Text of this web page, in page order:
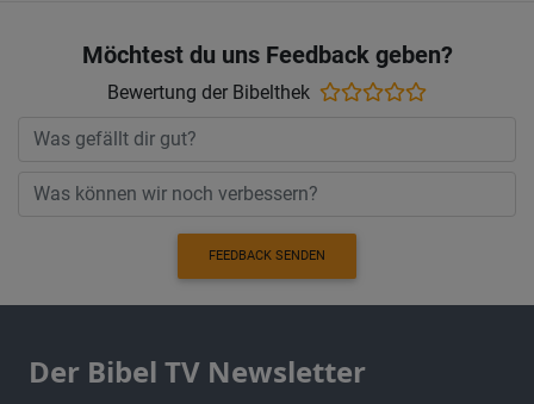
Möchtest du uns Feedback geben?
Bewertung der Bibelthek
FEEDBACK SENDEN
Der Bibel TV Newsletter